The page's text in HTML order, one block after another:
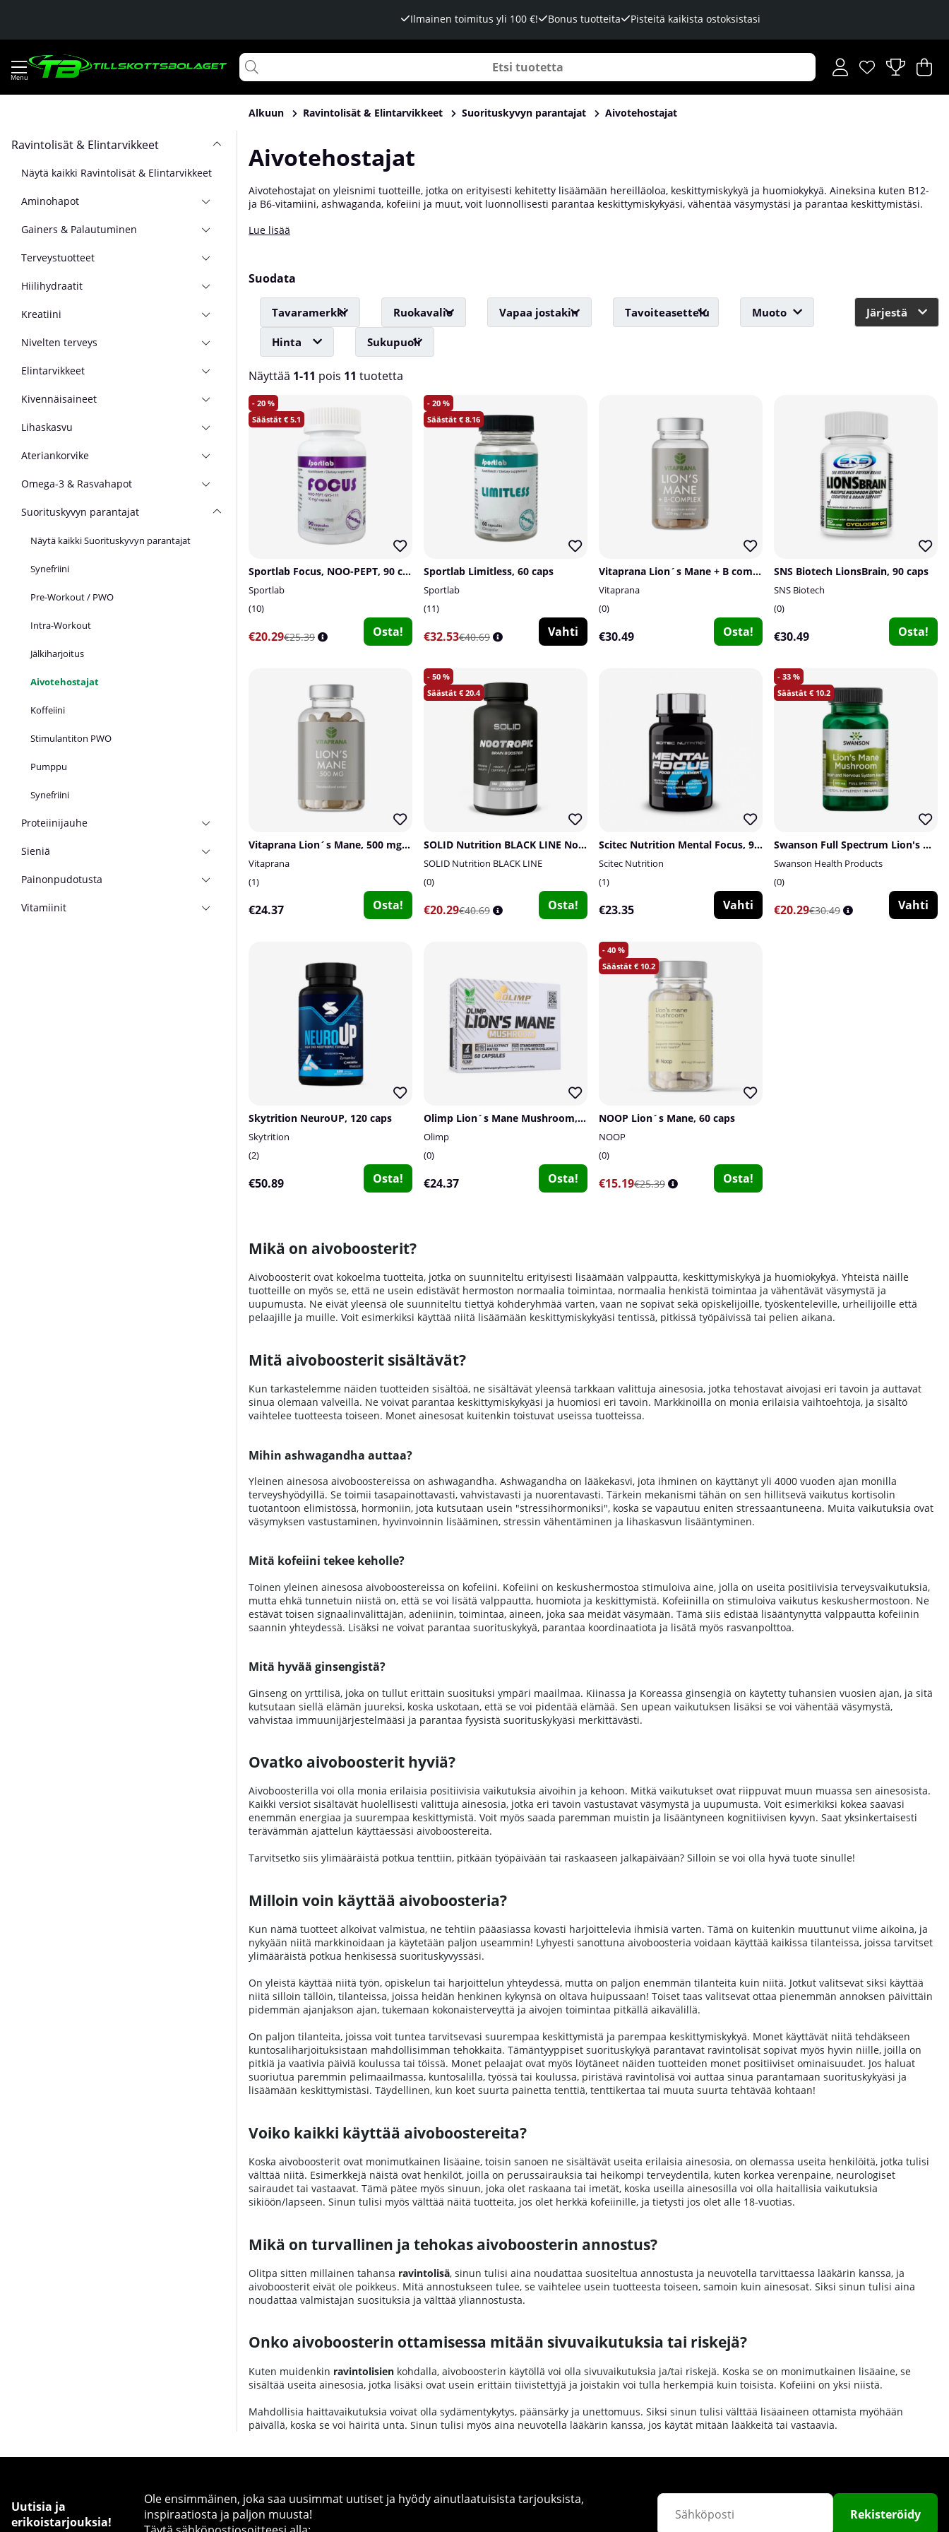
Ilmainen toimitus yli 100 €! Bonus tuotteita Pisteitä kaikista ostoksistasi
Toivelista
Lukumäärä
.
.
Alkuun Ravintolisät & Elintarvikkeet Suorituskyvyn parantajat Aivotehostajat
Ravintolisät & Elintarvikkeet
Näytä kaikki Ravintolisät & Elintarvikkeet
Aminohapot
Gainers & Palautuminen
Terveystuotteet
Hiilihydraatit
Kreatiini
Nivelten terveys
Elintarvikkeet
Kivennäisaineet
Lihaskasvu
Ateriankorvike
Omega-3 & Rasvahapot
Suorituskyvyn parantajat
Näytä kaikki Suorituskyvyn parantajat
Synefriini
Pre-Workout / PWO
Intra-Workout
Jälkiharjoitus
Aivotehostajat
Koffeiini
Stimulantiton PWO
Pumppu
Synefriini
Proteiinijauhe
Sieniä
Painonpudotusta
Vitamiinit
Aivotehostajat
Aivotehostajat on yleisnimi tuotteille, jotka on erityisesti kehitetty lisäämään hereilläoloa, keskittymiskykyä ja huomiokykyä. Aineksina kuten B12-
ja B6-vitamiini, ashwaganda, kofeiini ja muut, voit luonnollisesti parantaa keskittymiskykyäsi, vähentää väsymystäsi ja parantaa keskittymistäsi.
keskittymisen lisäämiseksi meiltä, Tillskottsbolagetilta!
Lue lisää
Suodata
Tavaramerkki Ruokavalio Vapaa jostakin Tavoiteasettelu Muoto
Hinta Sukupuoli
Järjestä
Näyttää 1-11 pois 11 tuotetta
Tuotteet
20
5.1
Sportlab Focus, NOO-PEPT, 90 caps
Sportlab
10
€20.29€25.39 Osta!
20
8.16
Sportlab Limitless, 60 caps
Sportlab
11
€32.53€40.69 Vahti
Vitaprana Lion´s Mane + B complex, 50 caps
Vitaprana
0
€30.49 Osta!
SNS Biotech LionsBrain, 90 caps
SNS Biotech
0
€30.49 Osta!
Vitaprana Lion´s Mane, 500 mg, 100 caps
Vitaprana
1
€24.37 Osta!
50
20.4
SOLID Nutrition BLACK LINE Nootropic, 100 mega caps
SOLID Nutrition BLACK LINE
0
€20.29€40.69 Osta!
Scitec Nutrition Mental Focus, 90 caps
Scitec Nutrition
1
€23.35 Vahti
33
10.2
Swanson Full Spectrum Lion's Mane Mushroom, 500 mg, 60 caps
Swanson Health Products
0
€20.29€30.49 Vahti
Skytrition NeuroUP, 120 caps
Skytrition
2
€50.89 Osta!
Olimp Lion´s Mane Mushroom, 60 caps
Olimp
0
€24.37 Osta!
40
10.2
NOOP Lion´s Mane, 60 caps
NOOP
0
€15.19€25.39 Osta!
Mikä on aivoboosterit?
Aivoboosterit ovat kokoelma tuotteita, jotka on suunniteltu erityisesti lisäämään valppautta, keskittymiskykyä ja huomiokykyä. Yhteistä näille
tuotteille on myös se, että ne usein edistävät hermoston normaalia toimintaa, normaalia henkistä toimintaa ja vähentävät väsymystä ja
uupumusta. Ne eivät yleensä ole suunniteltu tiettyä kohderyhmää varten, vaan ne sopivat sekä opiskelijoille, työskenteleville, urheilijoille että
pelaajille ja muille. Voit esimerkiksi käyttää niitä lisäämään keskittymiskykyäsi tentissä, pitkissä työpäivissä tai pelien aikana.
Mitä aivoboosterit sisältävät?
Kun tarkastelemme näiden tuotteiden sisältöä, ne sisältävät yleensä tarkkaan valittuja ainesosia, jotka tehostavat aivojasi eri tavoin ja auttavat
sinua olemaan valveilla. Ne voivat parantaa keskittymiskykyäsi ja huomiosi eri tavoin. Markkinoilla on monia erilaisia vaihtoehtoja, ja sisältö
vaihtelee tuotteesta toiseen. Monet ainesosat kuitenkin toistuvat useissa tuotteissa.
Mihin ashwagandha auttaa?
Yleinen ainesosa aivoboostereissa on ashwagandha. Ashwagandha on lääkekasvi, jota ihminen on käyttänyt yli 4000 vuoden ajan monilla
terveyshyödyillä. Se toimii tasapainottavasti, vahvistavasti ja nuorentavasti. Tärkein mekanismi tähän on sen hillitsevä vaikutus kortisolin
tuotantoon elimistössä, hormoniin, jota kutsutaan usein "stressihormoniksi", koska se vapautuu eniten stressaantuneena. Muita vaikutuksia ovat
väsymyksen vastustaminen, hyvinvoinnin lisääminen, stressin vähentäminen ja lihaskasvun lisääntyminen.
Mitä kofeiini tekee keholle?
Toinen yleinen ainesosa aivoboostereissa on kofeiini. Kofeiini on keskushermostoa stimuloiva aine, jolla on useita positiivisia terveysvaikutuksia,
mutta ehkä tunnetuin niistä on, että se voi lisätä valppautta, huomiota ja keskittymistä. Kofeiinilla on stimuloiva vaikutus keskushermostoon. Ne
estävät toisen signaalinvälittäjän, adeniinin, toimintaa, aineen, joka saa meidät väsymään. Tämä siis edistää lisääntynyttä valppautta kofeiinin
saannin yhteydessä. Lisäksi ne voivat parantaa suorituskykyä, parantaa koordinaatiota ja lisätä myös rasvanpolttoa.
Mitä hyvää ginsengistä?
Ginseng on yrttilisä, joka on tullut erittäin suosituksi ympäri maailmaa. Kiinassa ja Koreassa ginsengiä on käytetty tuhansien vuosien ajan, ja sitä
kutsutaan siellä elämän juureksi, koska uskotaan, että se voi pidentää elämää. Sen upean vaikutuksen lisäksi se voi vähentää väsymystä,
vahvistaa immuunijärjestelmääsi ja parantaa fyysistä suorituskykyäsi merkittävästi.
Ovatko aivoboosterit hyviä?
Aivoboosterilla voi olla monia erilaisia positiivisia vaikutuksia aivoihin ja kehoon. Mitkä vaikutukset ovat riippuvat muun muassa sen ainesosista.
Kaikki versiot sisältävät huolellisesti valittuja ainesosia, jotka eri tavoin vastustavat väsymystä ja uupumusta. Voit esimerkiksi kokea saavasi
enemmän energiaa ja suurempaa keskittymistä. Voit myös saada paremman muistin ja lisääntyneen kognitiivisen kyvyn. Saat yksinkertaisesti
terävämmän ajattelun käyttäessäsi aivoboostereita.
Tarvitsetko siis ylimääräistä potkua tenttiin, pitkään työpäivään tai raskaaseen jalkapäivään? Silloin se voi olla hyvä tuote sinulle!
Milloin voin käyttää aivoboosteria?
Kun nämä tuotteet alkoivat valmistua, ne tehtiin pääasiassa kovasti harjoittelevia ihmisiä varten. Tämä on kuitenkin muuttunut viime aikoina, ja
nykyään niitä markkinoidaan ja käytetään paljon useammin! Lyhyesti sanottuna aivoboosteria voidaan käyttää kaikissa tilanteissa, joissa tarvitset
ylimääräistä potkua henkisessä suorituskyvyssäsi.
On yleistä käyttää niitä työn, opiskelun tai harjoittelun yhteydessä, mutta on paljon enemmän tilanteita kuin niitä. Jotkut valitsevat siksi käyttää
niitä silloin tällöin, tilanteissa, joissa heidän henkinen kykynsä on oltava huipussaan! Toiset taas valitsevat ottaa pienemmän annoksen päivittäin
pidemmän ajanjakson ajan, tukemaan kokonaisterveyttä ja aivojen toimintaa pitkällä aikavälillä.
On paljon tilanteita, joissa voit tuntea tarvitsevasi suurempaa keskittymistä ja parempaa keskittymiskykyä. Monet käyttävät niitä tehdäkseen
kuntosaliharjoituksistaan mahdollisimman tehokkaita. Tämäntyyppiset suorituskykyä parantavat ravintolisät sopivat myös hyvin niille, joilla on
pitkiä ja vaativia päiviä koulussa tai töissä. Monet pelaajat ovat myös löytäneet näiden tuotteiden monet positiiviset ominaisuudet. Jos haluat
suoriutua paremmin pelimaailmassa, kuntosalilla, työssä tai koulussa, piristävä ravintolisä voi auttaa sinua parantamaan suorituskykyäsi ja
lisäämään keskittymistäsi. Täydellinen, kun koet suurta painetta tenttiä, tenttikertaa tai muuta suurta tehtävää kohtaan!
Voiko kaikki käyttää aivoboostereita?
Koska aivoboosterit ovat monimutkainen lisäaine, toisin sanoen ne sisältävät useita erilaisia ainesosia, on olemassa useita henkilöitä, jotka tulisi
välttää niitä. Esimerkkejä näistä ovat henkilöt, joilla on perussairauksia tai heikompi terveydentila, kuten korkea verenpaine, neurologiset
sairaudet tai vastaavat. Tämä pätee myös sinuun, joka olet raskaana tai imetät, koska useilla ainesosilla voi olla haitallisia vaikutuksia
sikiöön/lapseen. Sinun tulisi myös välttää näitä tuotteita, jos olet herkkä kofeiinille, ja tietysti jos olet alle 18-vuotias.
Mikä on turvallinen ja tehokas aivoboosterin annostus?
Olitpa sitten millainen tahansa ravintolisä, sinun tulisi aina noudattaa suositeltua annostusta ja neuvotella tarvittaessa lääkärin kanssa, ja
aivoboosterit eivät ole poikkeus. Mitä annostukseen tulee, se vaihtelee usein tuotteesta toiseen, samoin kuin ainesosat. Siksi sinun tulisi aina
noudattaa valmistajan suosituksia ja välttää yliannostusta.
Onko aivoboosterin ottamisessa mitään sivuvaikutuksia tai riskejä?
Kuten muidenkin ravintolisien kohdalla, aivoboosterin käytöllä voi olla sivuvaikutuksia ja/tai riskejä. Koska se on monimutkainen lisäaine, se
sisältää useita ainesosia, jotka lisäksi ovat usein erittäin tiivistettyjä ja joistakin voi tulla herkempiä kuin toisista. Kofeiini on yksi niistä.
Mahdollisia haittavaikutuksia voivat olla sydämentykytys, päänsärky ja unettomuus. Siksi sinun tulisi välttää lisäaineen ottamista myöhään
päivällä, koska se voi häiritä unta. Sinun tulisi myös aina neuvotella lääkärin kanssa, jos käytät mitään lääkkeitä tai vastaavia.
Uutisia ja
erikoistarjouksia!
Ole ensimmäinen, joka saa uusimmat uutiset ja hyödy ainutlaatuisista tarjouksista,
inspiraatiosta ja paljon muusta!
Rekisteröidy